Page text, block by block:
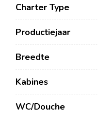
Charter Type
Productiejaar
Breedte
Kabines
WC/Douche